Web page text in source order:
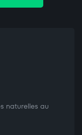
naturelles au